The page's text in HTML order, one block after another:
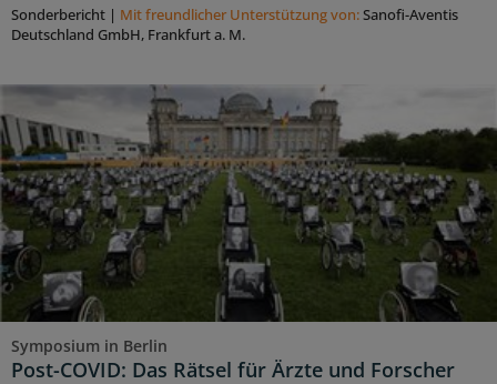
Sonderbericht | Mit freundlicher Unterstützung von:Sanofi-Aventis
Deutschland GmbH, Frankfurt a. M.
Symposium in Berlin
Post-COVID: Das Rätsel für Ärzte und Forscher